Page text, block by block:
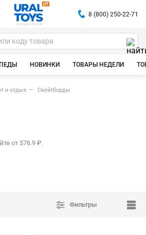
ИГРУШКИ ОПТОМ
8 (800) 250-22-71
НОВИНКИ ТОВАРЫ НЕДЕЛИ
и отдых Скейтборды
от 576.9 ₽.
Фильтры